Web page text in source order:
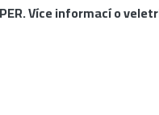
Více informací o